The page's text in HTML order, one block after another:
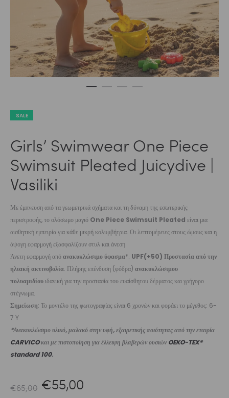
SALE
Girls’ Swimwear One Piece
Swimsuit Pleated Juicydive |
Vasiliki
Με έμπνευση από τα γεωμετρικά σχήματα και τη δύναμη της εσωτερικής
περιστροφής, το ολόσωμο μαγιό One Piece Swimsuit Pleated είναι μια
αισθητική εμπειρία για κάθε μικρή κολυμβήτρια. Οι λεπτομέρειες στους ώμους και η
άψογη εφαρμογή εξασφαλίζουν στυλ και άνεση.
Άνετη εφαρμογή απόανακυκλώσιμο ύφασμα*. UPF(+50) Προστασία από την
ηλιακή ακτινοβολία. Πλήρης επένδυση (φόδρα) ανακυκλώσιμου
πολυαμιδίου ιδανική για την προστασία του ευαίσθητου δέρματος και γρήγορο
στέγνωμα.
Σημείωση: Το μοντέλο της φωτογραφίας είναι 6 χρονών και φοράει το μέγεθος: 6-
7 Y
*Ανακυκλώσιμο υλικό, μαλακό στην υφή, εξαιρετικής ποιότητας από την εταιρία
CARVICOκαι με πιστοποίηση για έλλειψη βλαβερών ουσιών OEKO-TEX®
standard 100.
€65,00 Original
€55,00